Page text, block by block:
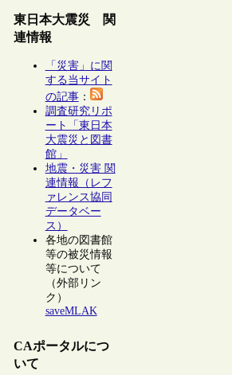
東日本大震災 関
連情報
「災害」に関
する当サイト
の記事：
調査研究リポ
ート「東日本
大震災と図書
館」
地震・災害 関
連情報（レフ
ァレンス協同
データベー
ス）
各地の図書館
等の被災情報
等について
（外部リン
ク）
saveMLAK
CAポータルにつ
いて